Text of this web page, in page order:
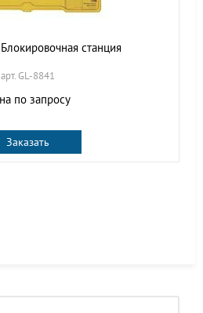
станция
арт. GL-8841
по запросу
Заказать